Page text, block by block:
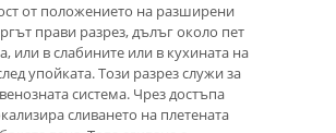
от положението на разширени
прави разрез, дълъг около пет
или в слабините или в кухината на
упойката. Този разрез служи за
система. Чрез достъпа
сливането на плетената